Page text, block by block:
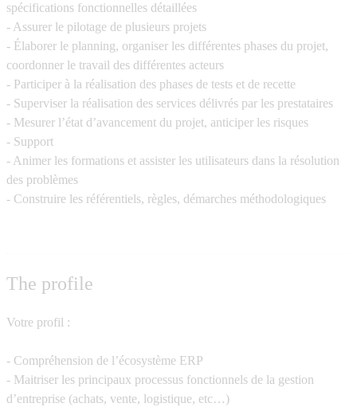
spécifications fonctionnelles détaillées
- Assurer le pilotage de plusieurs projets
- Élaborer le planning, organiser les différentes phases du projet,
coordonner le travail des différentes acteurs
- Participer à la réalisation des phases de tests et de recette
- Superviser la réalisation des services délivrés par les prestataires
- Mesurer l’état d’avancement du projet, anticiper les risques
- Support
- Animer les formations et assister les utilisateurs dans la résolution
des problèmes
- Construire les référentiels, règles, démarches méthodologiques
The profile
Votre profil :
- Compréhension de l’écosystème ERP
- Maitriser les principaux processus fonctionnels de la gestion
d’entreprise (achats, vente, logistique, etc…)